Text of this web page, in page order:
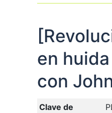
en
con
Clave de